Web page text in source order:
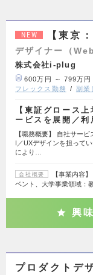
NEW 【東京
デザイナー（
株式会社i-plug
600万円 ～ 799万円
フレックス勤務
副業
【東証グロース
ービスを展開／
【職務概要】 自社サー
I／UXデザインを担って
により…
会社概要
【事業内容
ベント、大学事業領域：
興
プロダクトデ